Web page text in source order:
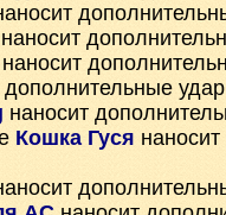
наносит
наносит
дополнительные
наносит
Кошка Гуся